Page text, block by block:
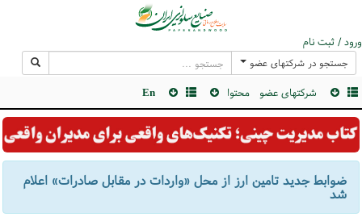
ورود / ثبت نام
جستجو در شرکتهای عضو
شرکتهای عضو محتوا En
ضوابط جدید تامین ارز از محل «واردات در مقابل صادرات» اعلام
شد